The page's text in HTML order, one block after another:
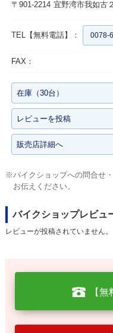
〒901-2214 宜野湾市我如古
TEL【無料電話】： 0078-
FAX：
在庫（30台）
レビューを投稿
販売店詳細へ
※バイクショップへの問合せ
お伝えください。
バイクショップレビュ
レビューが投稿されていません。
【